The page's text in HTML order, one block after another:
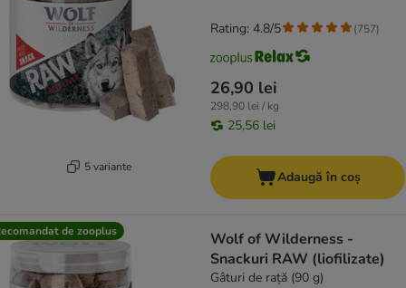
5 variante
26,90 lei
298,90 lei / kg
25,56 lei
Rating: 4.8/5 (757)
Adaugă în coș
de zooplus
Wolf of Wilderness -
Snackuri RAW (liofilizate)
Gâturi de rață (90 g)